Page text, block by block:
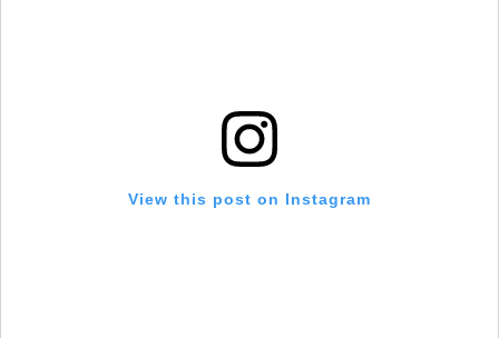
View this post on Instagram